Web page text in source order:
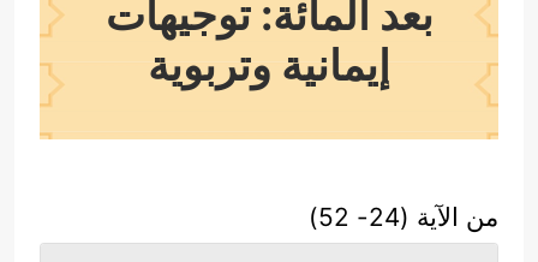
بعد المائة: توجيهات
إيمانية وتربوية
من الآية (24- 52)